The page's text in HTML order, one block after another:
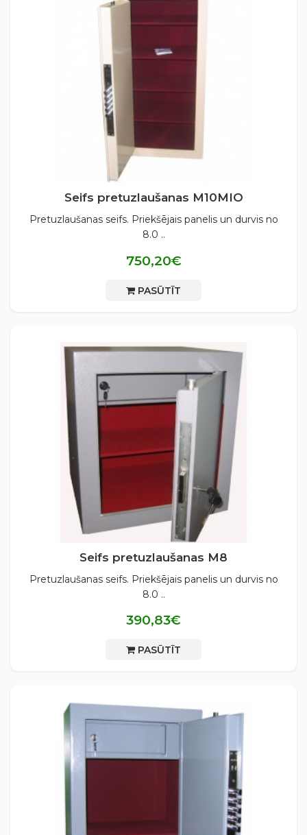
Seifs pretuzlaušanas М10MIO
Pretuzlaušanas seifs. Priekšējais panelis un durvis no
8.0 ..
750,20€
PASŪTĪT
Seifs pretuzlaušanas М8
Pretuzlaušanas seifs. Priekšējais panelis un durvis no
8.0 ..
390,83€
PASŪTĪT